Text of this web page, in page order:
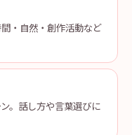
・自然・創作活動など
。話し方や言葉選びに